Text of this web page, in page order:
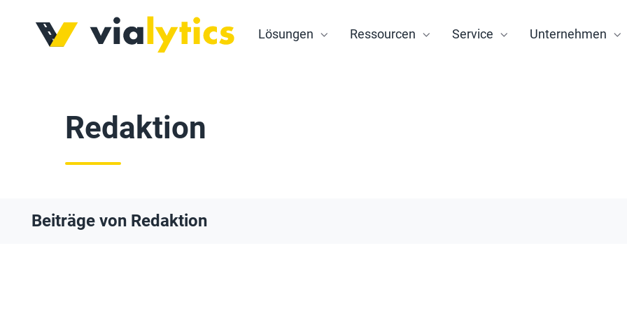
Lösungen Ressourcen Service Unternehmen
Redaktion
Beiträge von Redaktion